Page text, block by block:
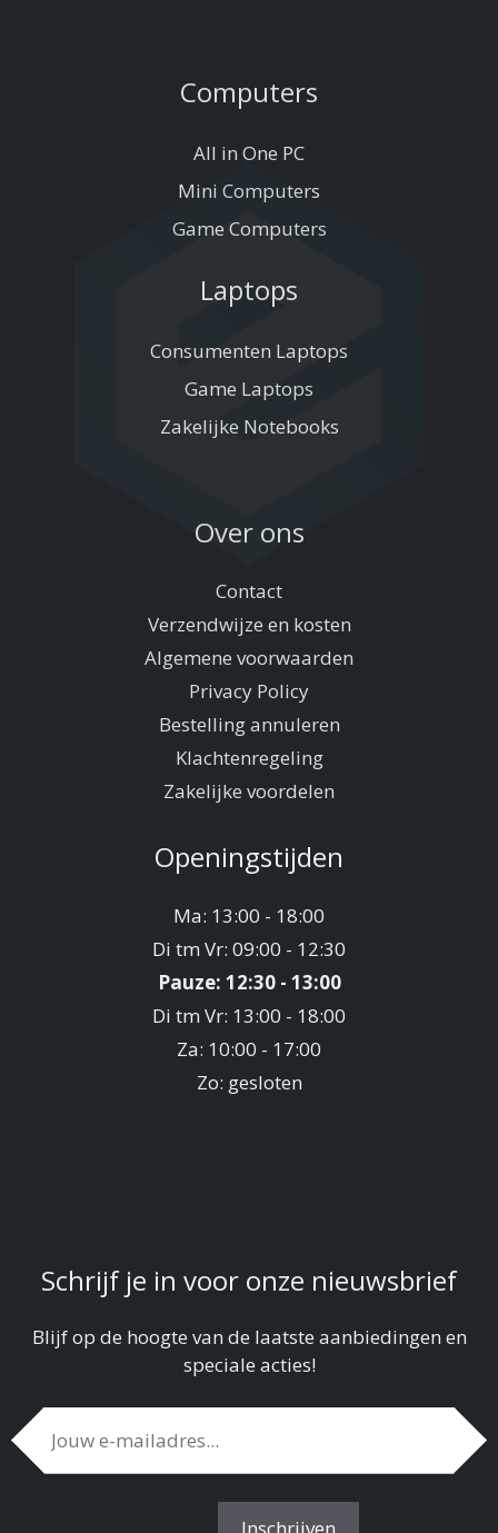
Computers
All in One PC
Mini Computers
Game Computers
Laptops
Consumenten Laptops
Game Laptops
Zakelijke Notebooks
Over ons
Contact
Verzendwijze en kosten
Algemene voorwaarden
Privacy Policy
Bestelling annuleren
Klachtenregeling
Zakelijke voordelen
Openingstijden
Ma: 13:00 - 18:00
Di tm Vr: 09:00 - 12:30
Pauze: 12:30 - 13:00
Di tm Vr: 13:00 - 18:00
Za: 10:00 - 17:00
Zo: gesloten
Schrijf je in voor onze nieuwsbrief
Blijf op de hoogte van de laatste aanbiedingen en
speciale acties!